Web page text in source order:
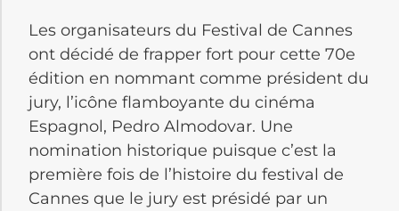
Les organisateurs du Festival de Cannes
ont décidé de frapper fort pour cette 70e
édition en nommant comme président du
jury, l’icône flamboyante du cinéma
Espagnol, Pedro Almodovar. Une
nomination historique puisque c’est la
première fois de l’histoire du festival de
Cannes que le jury est présidé par un